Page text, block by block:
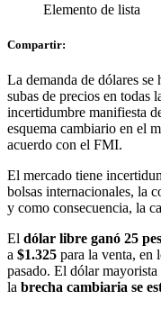
Elemento de lista
Compartir:
La demanda de dólares se
subas de precios en todas
incertidumbre manifiesta
esquema cambiario en el
acuerdo con el FMI.
El mercado tiene
bolsas internacionales, la
y como consecuencia, la
El dólar libre ganó 25
a $1.325 para la venta, en
pasado. El dólar
la brecha cambiaria se